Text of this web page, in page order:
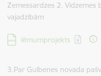
Zemessardzes 2.
vajadzībām
Lejupielādēt:
lēmumprojekts
3.Par Gulbenes novada